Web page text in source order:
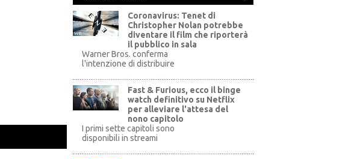
WB
Coronavirus: Tenet di
Christopher Nolan potrebbe
diventare il film che riporterà
il pubblico in sala
Warner Bros. conferma
l'intenzione di distribuire
Fast & Furious, ecco il binge
watch definitivo su Netflix
per alleviare l'attesa del
nono capitolo
I primi sette capitoli sono
disponibili in streami